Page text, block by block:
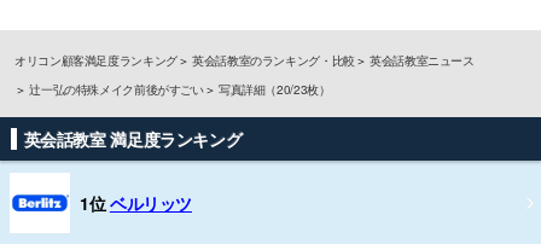
オリコン顧客満足度ランキング 英会話教室のランキング・比較
英会話教室ニュース
辻一弘の特殊メイク前後がすごい
写真詳細（20/23枚）
英会話教室 満足度ランキング
1位ベルリッツ